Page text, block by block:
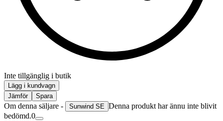
Inte tillgänglig i butik
Lägg i kundvagn
Jämför
Spara
Om denna säljare - Sunwind SE Denna produkt har ännu inte blivit
bedömd.0